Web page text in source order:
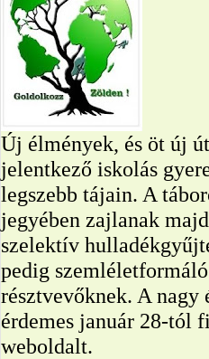
Új élmények, és öt új
jelentkező iskolás
legszebb tájain. A
jegyében zajlanak
szelektív
pedig
résztvevőknek. A
érdemes január 28-tól
weboldalt.